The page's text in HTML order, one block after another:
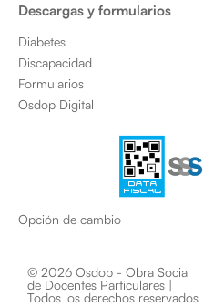
Descargas y formularios
Diabetes
Discapacidad
Formularios
Osdop Digital
Opción de cambio
© 2026 Osdop - Obra Social
de Docentes Particulares |
Todos los derechos reservados​